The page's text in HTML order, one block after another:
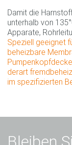
Damit die
unterhalb von
Apparate,
Speziell geeignet
beheizbare
derart
im spezifizierten